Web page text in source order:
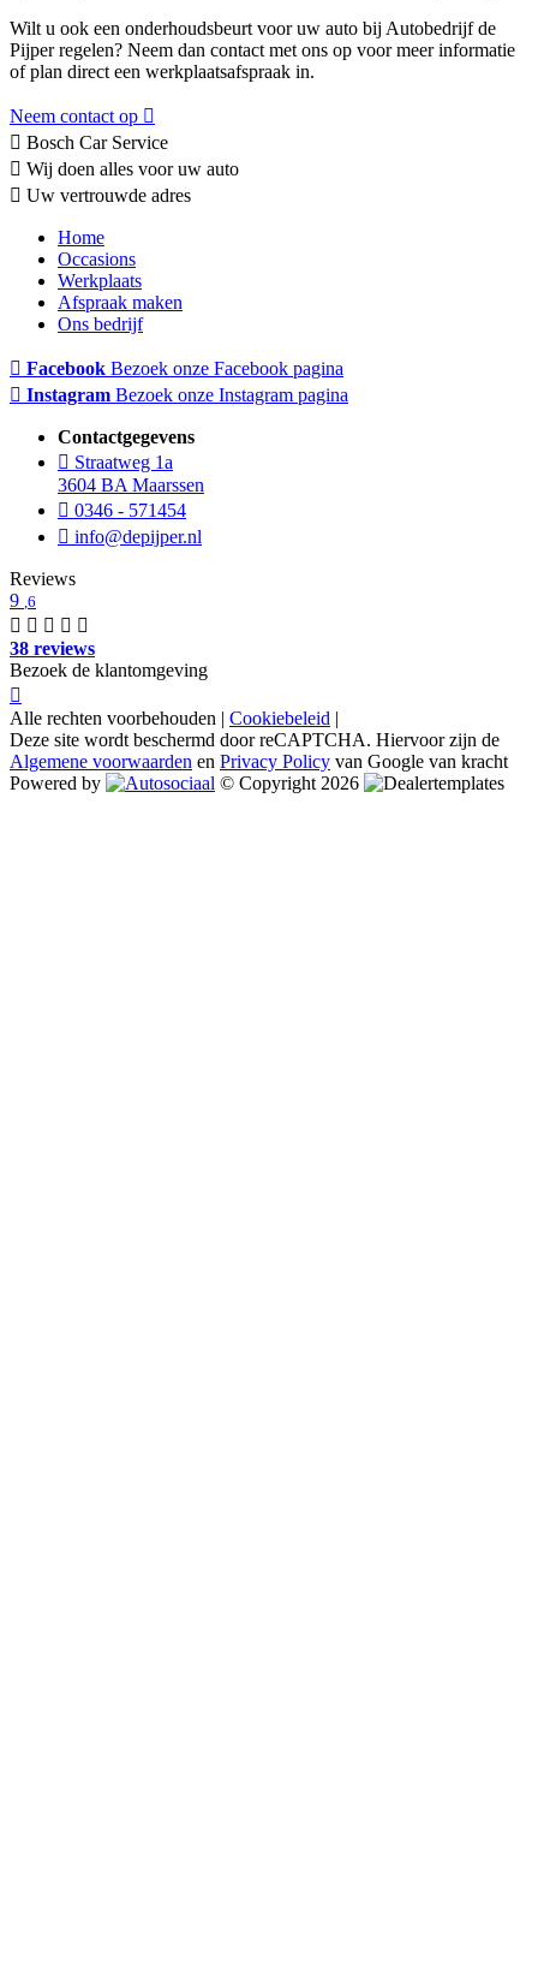
Wilt u ook een onderhoudsbeurt voor uw auto bij Autobedrijf de
Pijper regelen? Neem dan contact met ons op voor meer informatie
of plan direct een werkplaatsafspraak in.
Neem contact op
Bosch Car Service
Wij doen alles voor uw auto
Uw vertrouwde adres
Home
Occasions
Werkplaats
Afspraak maken
Ons bedrijf
Facebook Bezoek onze Facebook pagina
Instagram Bezoek onze Instagram pagina
Contactgegevens
Straatweg 1a
3604 BA Maarssen
0346 - 571454
info@depijper.nl
Reviews
9 ,6
38 reviews
Bezoek de klantomgeving
Alle rechten voorbehouden | Cookiebeleid |
Deze site wordt beschermd door reCAPTCHA. Hiervoor zijn de
Algemene voorwaarden en Privacy Policy van Google van kracht
Powered by
© Copyright 2026